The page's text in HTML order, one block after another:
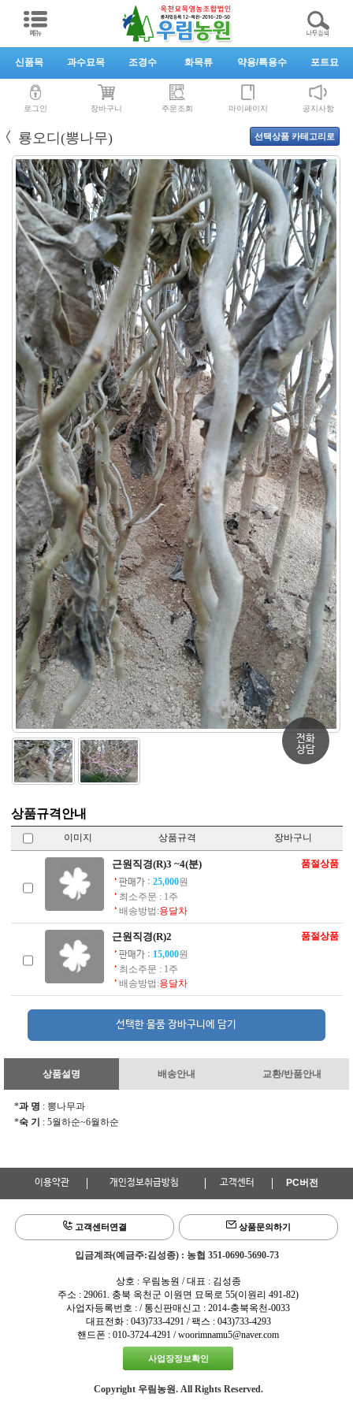
신품목 과수묘목 조경수 화목류 약용/특용수 포트묘
로그인 장바구니 주문조회 마이페이지 공지사항
전화
상담
〈 룡오디(뽕나무)
상품규격안내
이미지 상품규격 장바구니
근원직경(R)3 ~4(분)
판매가 : 25,000원
최소주문 : 1주
배송방법:용달차
품절상품
근원직경(R)2
판매가 : 15,000원
최소주문 : 1주
배송방법:용달차
품절상품
상품설명 배송안내 교환/반품안내
*과 명 : 뽕나무과
*숙 기 : 5월하순~6월하순
이용약관 개인정보취급방침 고객센터 PC버전
고객센터연결 상품문의하기
입금계좌(예금주:김성종) : 농협 351-0690-5690-73
상호 : 우림농원 / 대표 : 김성종
주소 : 29061. 충북 옥천군 이원면 묘목로 55(이원리 491-82)
사업자등록번호 : / 통신판매신고 : 2014-충북옥천-0033
대표전화 : 043)733-4291 / 팩스 : 043)733-4293
핸드폰 : 010-3724-4291 / woorimnamu5@naver.com
사업장정보확인
Copyright 우림농원. All Rights Reserved.